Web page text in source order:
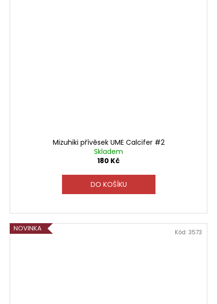
Mizuhiki přívěsek UME Calcifer #2
Skladem
180 Kč
DO KOŠÍKU
NOVINKA Kód: 3573